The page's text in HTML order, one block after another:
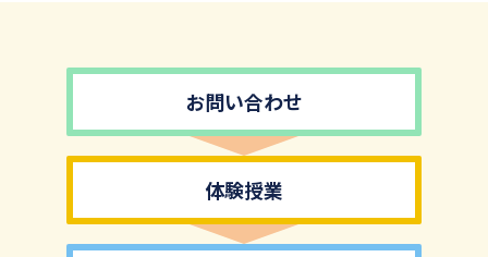
お問い合わせ
体験授業